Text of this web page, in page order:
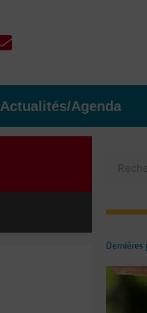
Actualités/Agenda